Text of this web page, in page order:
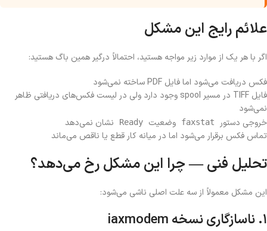
علائم رایج این مشکل
اگر با هر یک از موارد زیر مواجه هستید، احتمالاً درگیر همین باگ هستید:
فکس دریافت می‌شود اما فایل PDF ساخته نمی‌شود
فایل TIFF در مسیر spool وجود دارد ولی در لیست فکس‌های دریافتی ظاهر
نمی‌شود
خروجی دستور
faxstat وضعیت Ready
نشان نمی‌دهد
تماس فکس برقرار می‌شود اما در میانه کار قطع یا ناقص می‌ماند
تحلیل فنی — چرا این مشکل رخ می‌دهد؟
این مشکل معمولاً از سه علت اصلی ناشی می‌شود:
۱. ناسازگاری نسخه iaxmodem